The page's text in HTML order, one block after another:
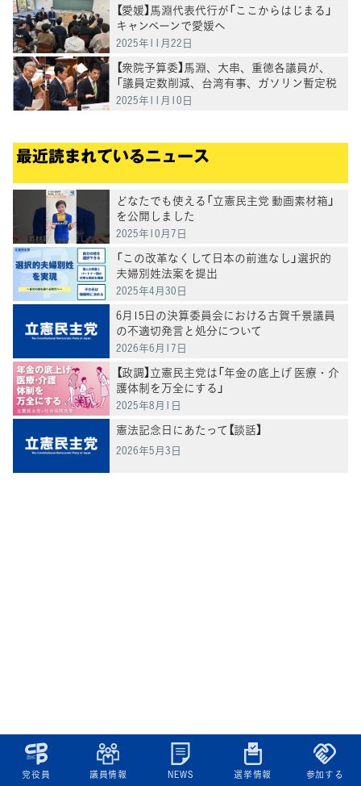
党役員 議員情報 NEWS 選挙情報 参加する
【愛媛】馬淵代表代行が「ここからはじまる」
キャンペーンで愛媛へ
2025年11月22日
【衆院予算委】馬淵、大串、重徳各議員が、
「議員定数削減、台湾有事、ガソリン暫定税
率廃止」などについて質問
2025年11月10日
最近読まれているニュース
どなたでも使える「立憲民主党 動画素材箱」
を公開しました
2025年10月7日
「この改革なくして日本の前進なし」選択的
夫婦別姓法案を提出
2025年4月30日
6月15日の決算委員会における古賀千景議員
の不適切発言と処分について
2026年6月17日
【政調】立憲民主党は「年金の底上げ 医療・介
護体制を万全にする」
2025年8月1日
憲法記念日にあたって【談話】
2026年5月3日